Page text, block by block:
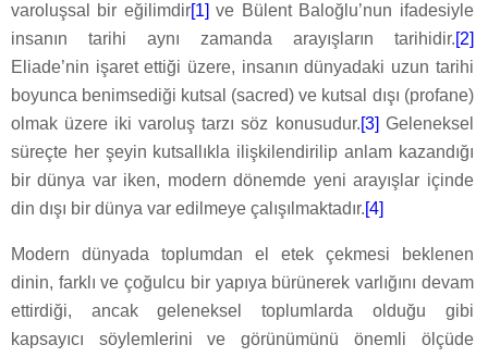
varoluşsal bir eğilimdir[1] ve Bülent Baloğlu’nun ifadesiyle
insanın tarihi aynı zamanda arayışların tarihidir.[2]
Eliade’nin işaret ettiği üzere, insanın dünyadaki uzun tarihi
boyunca benimsediği kutsal (sacred) ve kutsal dışı (profane)
olmak üzere iki varoluş tarzı söz konusudur.[3] Geleneksel
süreçte her şeyin kutsallıkla ilişkilendirilip anlam kazandığı
bir dünya var iken, modern dönemde yeni arayışlar içinde
din dışı bir dünya var edilmeye çalışılmaktadır.[4]
Modern dünyada toplumdan el etek çekmesi beklenen
dinin, farklı ve çoğulcu bir yapıya bürünerek varlığını devam
ettirdiği, ancak geleneksel toplumlarda olduğu gibi
kapsayıcı söylemlerini ve görünümünü önemli ölçüde